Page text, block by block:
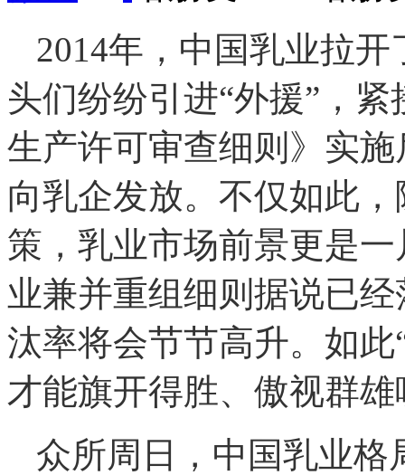
2014年，中国乳业拉
头们纷纷引进“外援”，
生产许可审查细则》实
向乳企发放。不仅如此
策，乳业市场前景更是
业兼并重组细则据说已
汰率将会节节高升。如
才能旗开得胜、傲视群雄
众所周日，中国乳业格